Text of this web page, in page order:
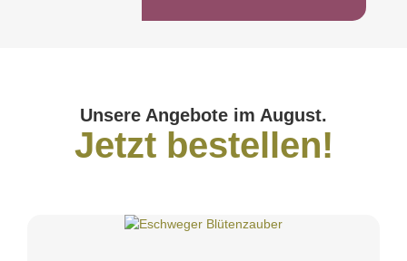
Unsere Angebote im August.
Jetzt bestellen!